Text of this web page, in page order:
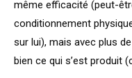
même efficacité (peut-
conditionnement
sur lui), mais avec plus
bien ce qui s’est produit